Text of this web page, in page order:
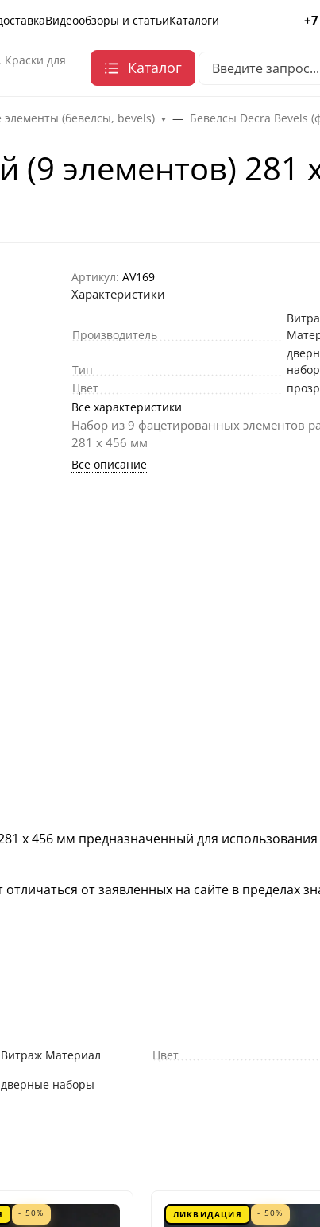
Видеообзоры и статьиКаталоги
для
Каталог
(бевелсы, bevels)
Бевелсы Decra Bevels
(9 элементов) 281
Артикул: AV169
Характеристики
Производитель
Тип
Цвет
Все характеристики
Набор из 9 фацетированных элементов
281 х 456 мм
Все описание
х 456 мм предназначенный для
от заявленных на сайте в пределах
Витраж Материал
дверные наборы
Цвет
- 50% ЛИКВИДАЦИЯ - 50%